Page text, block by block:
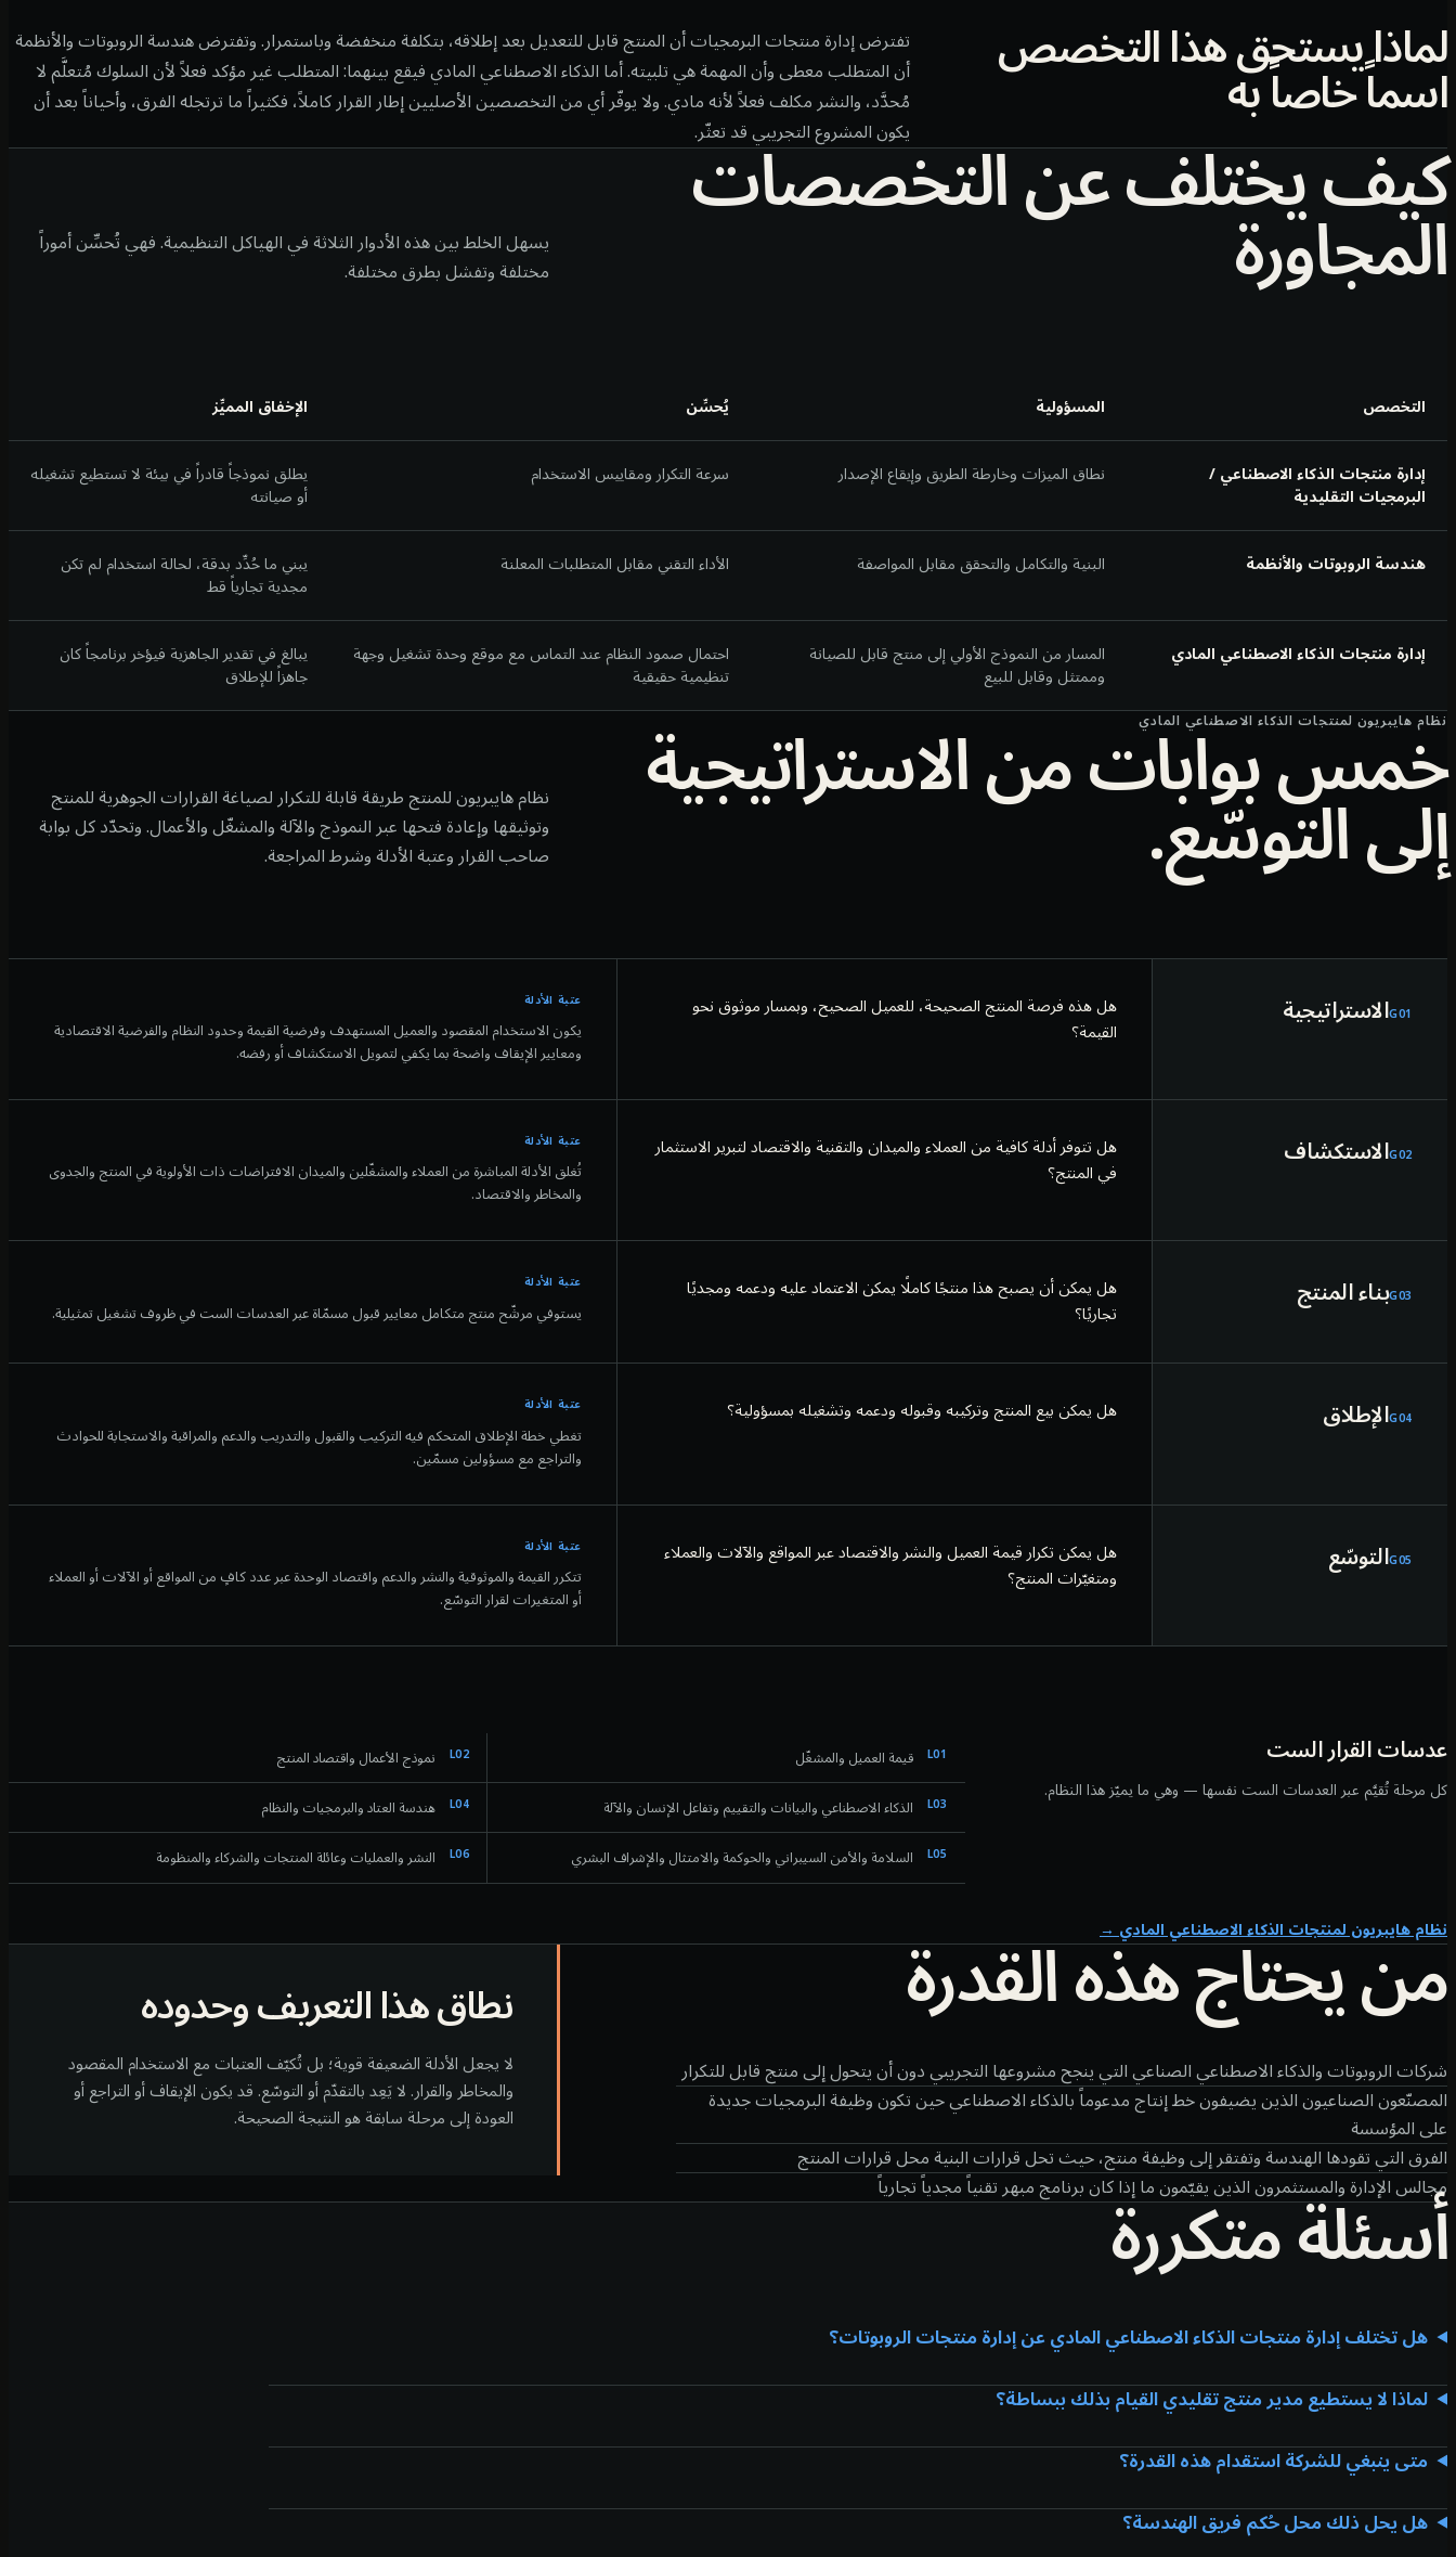
لماذا يستحق هذا التخصص
اسماً خاصاً به
تفترض إدارة منتجات البرمجيات أن المنتج قابل للتعديل بعد إطلاقه، بتكلفة منخفضة وباستمرار. وتفترض هندسة الروبوتات والأنظمة
أن المتطلب معطى وأن المهمة هي تلبيته. أما الذكاء الاصطناعي المادي فيقع بينهما: المتطلب غير مؤكد فعلاً لأن السلوك مُتعلَّم لا
مُحدَّد، والنشر مكلف فعلاً لأنه مادي. ولا يوفّر أي من التخصصين الأصليين إطار القرار كاملاً، فكثيراً ما ترتجله الفرق، وأحياناً بعد أن
يكون المشروع التجريبي قد تعثّر.
كيف يختلف عن التخصصات
المجاورة يسهل الخلط بين هذه الأدوار الثلاثة في الهياكل التنظيمية. فهي تُحسِّن أموراً
مختلفة وتفشل بطرق مختلفة.
التخصص المسؤولية يُحسِّن الإخفاق المميِّز
إدارة منتجات الذكاء الاصطناعي /
البرمجيات التقليدية
نطاق الميزات وخارطة الطريق وإيقاع الإصدار سرعة التكرار ومقاييس الاستخدام يطلق نموذجاً قادراً في بيئة لا تستطيع تشغيله
أو صيانته
هندسة الروبوتات والأنظمة البنية والتكامل والتحقق مقابل المواصفة الأداء التقني مقابل المتطلبات المعلنة يبني ما حُدِّد بدقة، لحالة استخدام لم تكن
مجدية تجارياً قط
إدارة منتجات الذكاء الاصطناعي المادي المسار من النموذج الأولي إلى منتج قابل للصيانة
وممتثل وقابل للبيع
احتمال صمود النظام عند التماس مع موقع وحدة تشغيل وجهة
تنظيمية حقيقية
يبالغ في تقدير الجاهزية فيؤخر برنامجاً كان
جاهزاً للإطلاق
نظام هايبريون لمنتجات الذكاء الاصطناعي المادي
خمس بوابات من الاستراتيجية
إلى التوسّع. نظام هايبريون للمنتج طريقة قابلة للتكرار لصياغة القرارات الجوهرية للمنتج
وتوثيقها وإعادة فتحها عبر النموذج والآلة والمشغّل والأعمال. وتحدّد كل بوابة
صاحب القرار وعتبة الأدلة وشرط المراجعة.
G01 الاستراتيجية هل هذه فرصة المنتج الصحيحة، للعميل الصحيح، وبمسار موثوق نحو
القيمة؟
عتبة الأدلة
يكون الاستخدام المقصود والعميل المستهدف وفرضية القيمة وحدود النظام والفرضية الاقتصادية
ومعايير الإيقاف واضحة بما يكفي لتمويل الاستكشاف أو رفضه.
G02 الاستكشاف هل تتوفر أدلة كافية من العملاء والميدان والتقنية والاقتصاد لتبرير الاستثمار
في المنتج؟
عتبة الأدلة
تُغلق الأدلة المباشرة من العملاء والمشغّلين والميدان الافتراضات ذات الأولوية في المنتج والجدوى
والمخاطر والاقتصاد.
G03 بناء المنتج هل يمكن أن يصبح هذا منتجًا كاملًا يمكن الاعتماد عليه ودعمه ومجديًا
تجاريًا؟
عتبة الأدلة
يستوفي مرشّح منتج متكامل معايير قبول مسمّاة عبر العدسات الست في ظروف تشغيل تمثيلية.
G04 الإطلاق هل يمكن بيع المنتج وتركيبه وقبوله ودعمه وتشغيله بمسؤولية؟ عتبة الأدلة
تغطي خطة الإطلاق المتحكم فيه التركيب والقبول والتدريب والدعم والمراقبة والاستجابة للحوادث
والتراجع مع مسؤولين مسمّين.
G05 التوسّع هل يمكن تكرار قيمة العميل والنشر والاقتصاد عبر المواقع والآلات والعملاء
ومتغيّرات المنتج؟
عتبة الأدلة
تتكرر القيمة والموثوقية والنشر والدعم واقتصاد الوحدة عبر عدد كافٍ من المواقع أو الآلات أو العملاء
أو المتغيرات لقرار التوسّع.
عدسات القرار الست
كل مرحلة تُقيَّم عبر العدسات الست نفسها — وهي ما يميّز هذا النظام.
L01 قيمة العميل والمشغّل L02 نموذج الأعمال واقتصاد المنتج
L03 الذكاء الاصطناعي والبيانات والتقييم وتفاعل الإنسان والآلة L04 هندسة العتاد والبرمجيات والنظام
L05 السلامة والأمن السيبراني والحوكمة والامتثال والإشراف البشري L06 النشر والعمليات وعائلة المنتجات والشركاء والمنظومة
نظام هايبريون لمنتجات الذكاء الاصطناعي المادي→
من يحتاج هذه القدرة
شركات الروبوتات والذكاء الاصطناعي الصناعي التي ينجح مشروعها التجريبي دون أن يتحول إلى منتج قابل للتكرار
المصنّعون الصناعيون الذين يضيفون خط إنتاج مدعوماً بالذكاء الاصطناعي حين تكون وظيفة البرمجيات جديدة
على المؤسسة
الفرق التي تقودها الهندسة وتفتقر إلى وظيفة منتج، حيث تحل قرارات البنية محل قرارات المنتج
مجالس الإدارة والمستثمرون الذين يقيّمون ما إذا كان برنامج مبهر تقنياً مجدياً تجارياً
نطاق هذا التعريف وحدوده
لا يجعل الأدلة الضعيفة قوية؛ بل تُكيّف العتبات مع الاستخدام المقصود
والمخاطر والقرار.لا يَعِد بالتقدّم أو التوسّع. قد يكون الإيقاف أو التراجع أو
العودة إلى مرحلة سابقة هو النتيجة الصحيحة.
أسئلة متكررة
هل تختلف إدارة منتجات الذكاء الاصطناعي المادي عن إدارة منتجات الروبوتات؟
لماذا لا يستطيع مدير منتج تقليدي القيام بذلك ببساطة؟
متى ينبغي للشركة استقدام هذه القدرة؟
هل يحل ذلك محل حُكم فريق الهندسة؟